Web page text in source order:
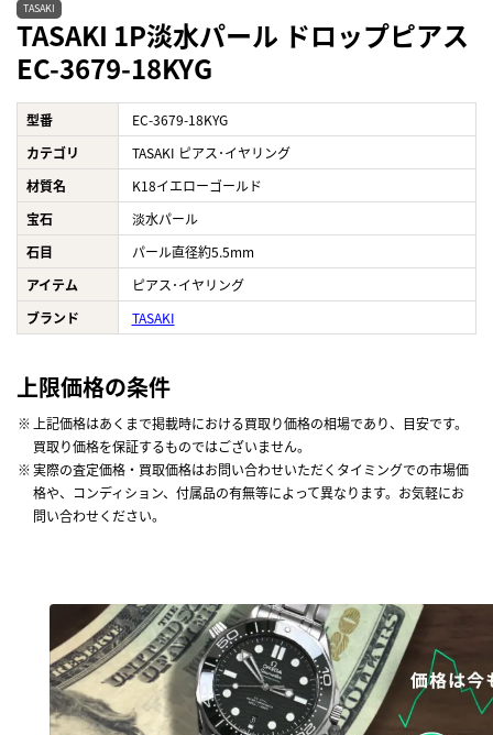
TASAKI
TASAKI 1P淡水パール ドロップピアス
EC-3679-18KYG
型番
EC-3679-18KYG
カテゴリ
TASAKI ピアス･イヤリング
材質名
K18イエローゴールド
宝石
淡水パール
石目
パール直径約5.5mm
アイテム
ピアス･イヤリング
ブランド
TASAKI
上限価格の条件
上記価格はあくまで掲載時における買取り価格の相場であり、目安です。
買取り価格を保証するものではございません。
実際の査定価格・買取価格はお問い合わせいただくタイミングでの市場価
格や、コンディション、付属品の有無等によって異なります。お気軽にお
問い合わせください。